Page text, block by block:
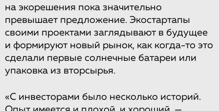
на экорешения пока значительно
превышает предложение. Экостартапы
своими проектами заглядывают в будущее
и формируют новый рынок, как когда-то это
сделали первые солнечные батареи или
упаковка из вторсырья.
«С инвесторами было несколько историй.